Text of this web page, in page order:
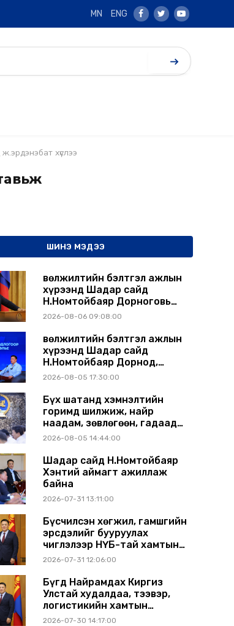
MN ENG
Facebook
TwitterYoutube
хүслээ
ШИНЭ МЭДЭЭ
Өвөлжилтийн бэлтгэл ажлын
хүрээнд Шадар сайд
Н.Номтойбаяр Дорноговь
аймагт ажиллав
2026-08-06 09:08:00
Өвөлжилтийн бэлтгэл ажлын
хүрээнд Шадар сайд
Н.Номтойбаяр Дорнод,
Сүхбаатар аймагт ажиллав
2026-08-05 17:30:00
Бүх шатанд хэмнэлтийн
горимд шилжиж, найр
наадам, зөвлөгөөн, гадаад
томилолтыг хориглолоо
2026-08-05 14:44:00
Шадар сайд Н.Номтойбаяр
Хэнтий аймагт ажиллаж
байна
2026-07-31 13:11:00
Бүсчилсэн хөгжил, гамшгийн
эрсдэлийг бууруулах
чиглэлээр НҮБ-тай хамтын
ажиллагаагаа
солилцлоо
2026-07-31 12:06:00
Бүгд Найрамдах Киргиз
Улстай худалдаа, тээвэр,
логистикийн хамтын
ажиллагааг өргөжүүлнэ
2026-07-30 14:17:00